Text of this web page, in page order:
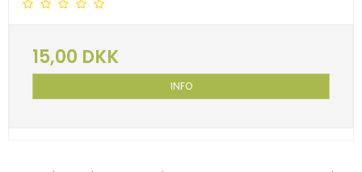
15,00 DKK
INFO